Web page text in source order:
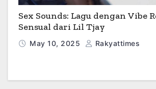
Sex Sounds: Lagu dengan Vibe
Sensual dari Lil Tjay
May 10, 2025 Rakyattimes